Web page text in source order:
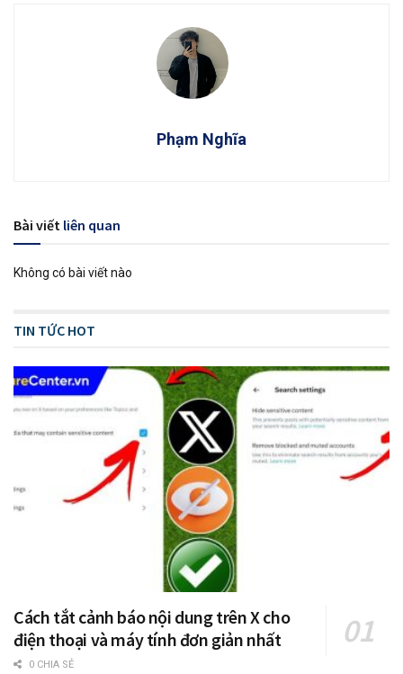
Phạm Nghĩa
Bài viết liên quan
Không có bài viết nào
TIN TỨC HOT
Cách tắt cảnh báo nội dung trên X cho
điện thoại và máy tính đơn giản nhất
0 CHIA SẺ